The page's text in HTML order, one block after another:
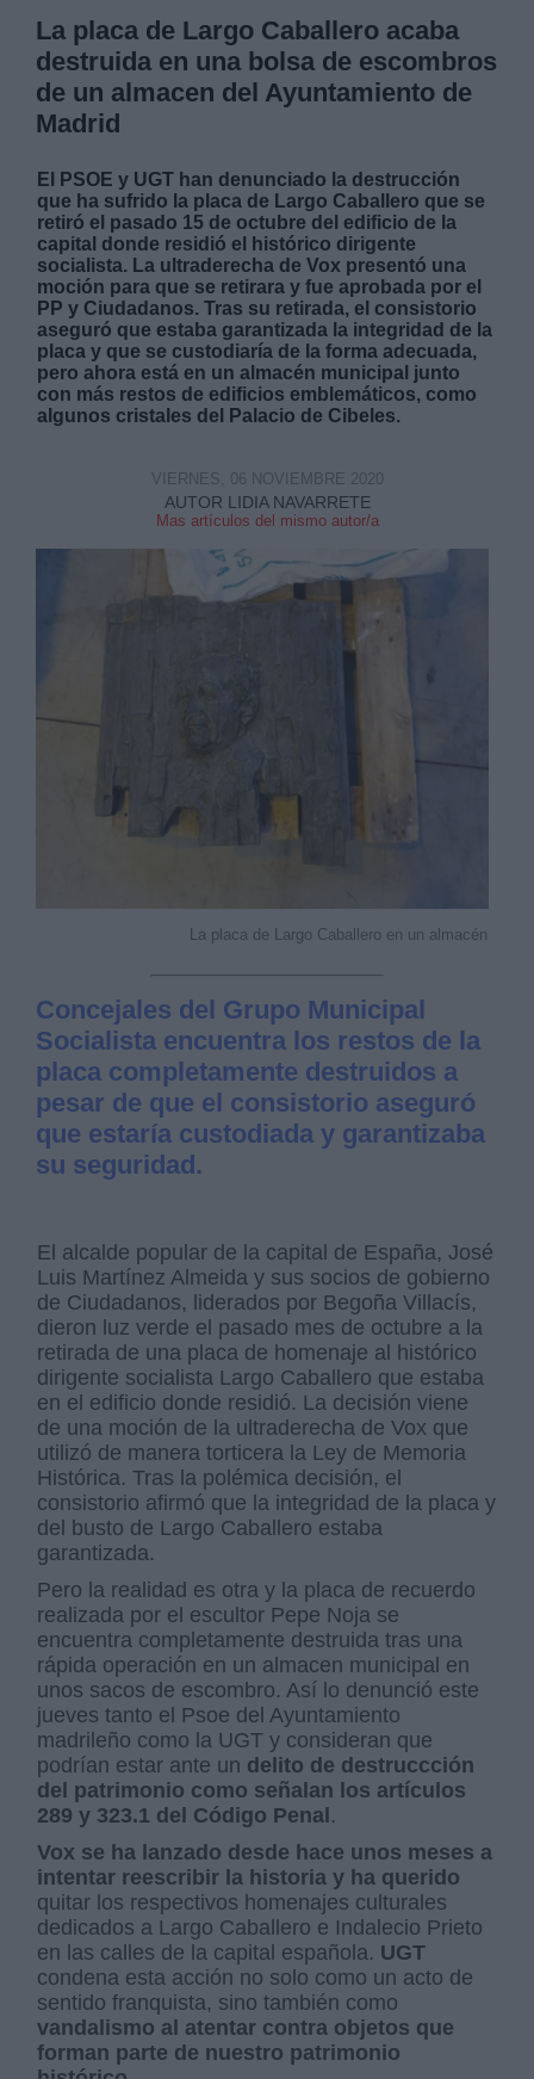
La placa de Largo Caballero acaba
destruida en una bolsa de escombros
de un almacen del Ayuntamiento de
Madrid
El PSOE y UGT han denunciado la destrucción
que ha sufrido la placa de Largo Caballero que se
retiró el pasado 15 de octubre del edificio de la
capital donde residió el histórico dirigente
socialista. La ultraderecha de Vox presentó una
moción para que se retirara y fue aprobada por el
PP y Ciudadanos. Tras su retirada, el consistorio
aseguró que estaba garantizada la integridad de la
placa y que se custodiaría de la forma adecuada,
pero ahora está en un almacén municipal junto
con más restos de edificios emblemáticos, como
algunos cristales del Palacio de Cibeles.
AUTOR LIDIA NAVARRETE
Mas artículos del mismo autor/a
VIERNES, 06 NOVIEMBRE 2020
La placa de Largo Caballero en un almacén
Concejales del Grupo Municipal
Socialista encuentra los restos de la
placa completamente destruidos a
pesar de que el consistorio aseguró
que estaría custodiada y garantizaba
su seguridad.
El alcalde popular de la capital de España, José
Luis Martínez Almeida y sus socios de gobierno
de Ciudadanos, liderados por Begoña Villacís,
dieron luz verde el pasado mes de octubre a la
retirada de una placa de homenaje al histórico
dirigente socialista Largo Caballero que estaba
en el edificio donde residió. La decisión viene
de una moción de la ultraderecha de Vox que
utilizó de manera torticera la Ley de Memoria
Histórica. Tras la polémica decisión, el
consistorio afirmó que la integridad de la placa y
del busto de Largo Caballero estaba
garantizada.
Pero la realidad es otra y la placa de recuerdo
realizada por el escultor Pepe Noja se
encuentra completamente destruida tras una
rápida operación en un almacen municipal en
unos sacos de escombro. Así lo denunció este
jueves tanto el Psoe del Ayuntamiento
madrileño como la UGT y consideran que
podrían estar ante un delito de destruccción
del patrimonio como señalan los artículos
289 y 323.1 del Código Penal.
Vox se ha lanzado desde hace unos meses a
intentar reescribir la historia y ha querido
quitar los respectivos homenajes culturales
dedicados a Largo Caballero e Indalecio Prieto
en las calles de la capital española. UGT
condena esta acción no solo como un acto de
sentido franquista, sino también como
vandalismo al atentar contra objetos que
forman parte de nuestro patrimonio